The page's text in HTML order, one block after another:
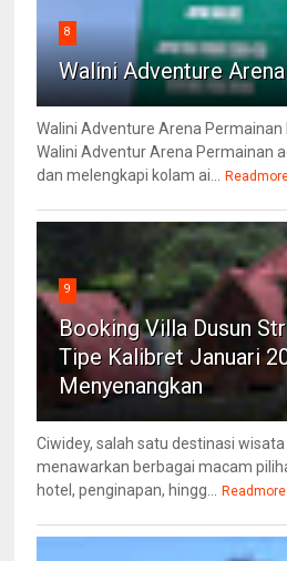
8
Walini Adventure
Walini Adventure Arena Permainan
Walini Adventur Arena Permainan
dan melengkapi kolam ai...
9
Booking Villa Dusun
Tipe Kalibret Januari
Menyenangkan
Ciwidey, salah satu destinasi
menawarkan berbagai macam
hotel, penginapan, hingg...
Readmore